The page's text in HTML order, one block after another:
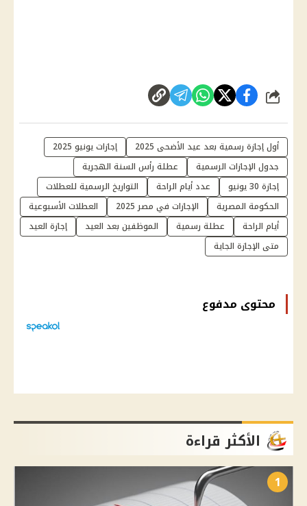
شارك
أول إجازة رسمية بعد عيد الأضحى 2025
إجازات يونيو 2025
جدول الإجازات الرسمية
عطلة رأس السنة الهجرية
إجازة 30 يونيو
عدد أيام الراحة
التواريخ الرسمية للعطلات
الحكومة المصرية
الإجازات في مصر 2025
العطلات الأسبوعية
أيام الراحة
عطلة رسمية الموظفين بعد العيد
إجازة العيد
متى الإجازة الجاية
محتوى مدفوع
الأكثر قراءة
1